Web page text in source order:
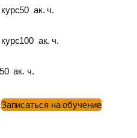
50 ак. ч.
100 ак. ч.
ак. ч.
Записаться на обучение